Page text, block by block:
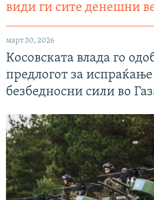
види ги сите денешни
март 30, 2026
Косовската влада го
предлогот за испраќање
безбедносни сили во